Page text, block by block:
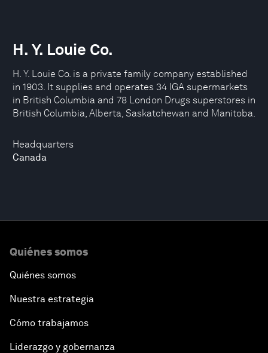
Headquarters
Canada
H. Y. Louie Co.
H. Y. Louie Co. is a private family company established
in 1903. It supplies and operates 34 IGA supermarkets
in British Columbia and 78 London Drugs superstores in
British Columbia, Alberta, Saskatchewan and Manitoba.
Quiénes somos
Quiénes somos
Nuestra estrategia
Cómo trabajamos
Liderazgo y gobernanza